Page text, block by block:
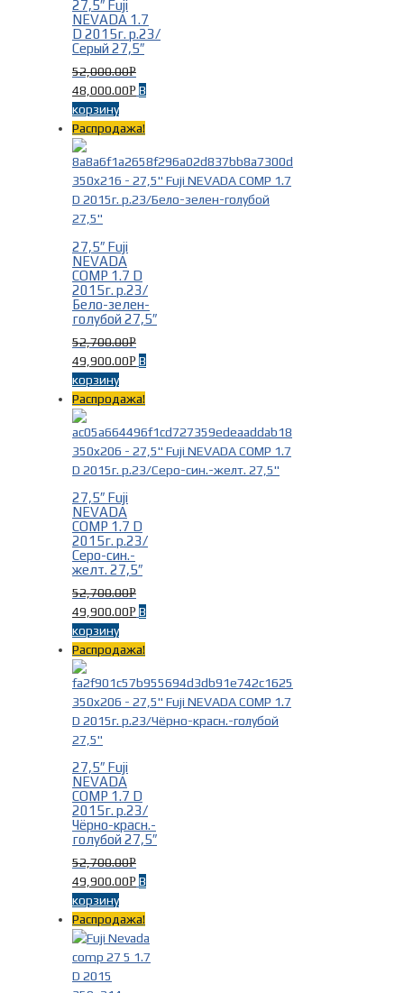
27,5″ Fuji
NEVADA 1.7
D 2015г. р.23/
Серый 27,5″
52,000.00Р
48,000.00Р В
корзину
Распродажа!
27,5″ Fuji
NEVADA
COMP 1.7 D
2015г. р.23/
Бело-зелен-
голубой 27,5″
52,700.00Р
49,900.00Р В
корзину
Распродажа!
27,5″ Fuji
NEVADA
COMP 1.7 D
2015г. р.23/
Серо-син.-
желт. 27,5″
52,700.00Р
49,900.00Р В
корзину
Распродажа!
27,5″ Fuji
NEVADA
COMP 1.7 D
2015г. р.23/
Чёрно-красн.-
голубой 27,5″
52,700.00Р
49,900.00Р В
корзину
Распродажа!